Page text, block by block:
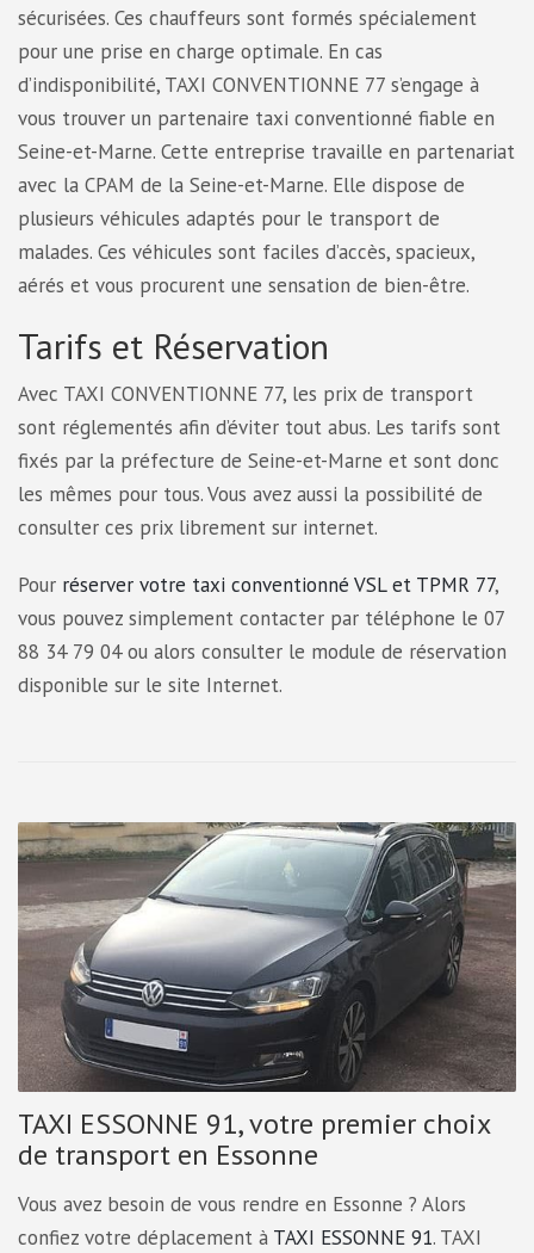
sécurisées. Ces chauffeurs sont formés spécialement
pour une prise en charge optimale. En cas
d’indisponibilité, TAXI CONVENTIONNE 77 s’engage à
vous trouver un partenaire taxi conventionné fiable en
Seine-et-Marne. Cette entreprise travaille en partenariat
avec la CPAM de la Seine-et-Marne. Elle dispose de
plusieurs véhicules adaptés pour le transport de
malades. Ces véhicules sont faciles d’accès, spacieux,
aérés et vous procurent une sensation de bien-être.
Tarifs et Réservation
Avec TAXI CONVENTIONNE 77, les prix de transport
sont réglementés afin d’éviter tout abus. Les tarifs sont
fixés par la préfecture de Seine-et-Marne et sont donc
les mêmes pour tous. Vous avez aussi la possibilité de
consulter ces prix librement sur internet.
Pour réserver votre taxi conventionné VSL et TPMR 77,
vous pouvez simplement contacter par téléphone le 07
88 34 79 04 ou alors consulter le module de réservation
disponible sur le site Internet.
TAXI ESSONNE 91, votre premier choix
de transport en Essonne
Vous avez besoin de vous rendre en Essonne ? Alors
confiez votre déplacement à TAXI ESSONNE 91. TAXI